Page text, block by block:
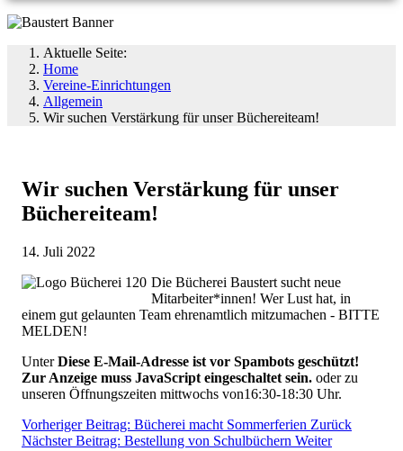
Aktuelle Seite:
Home
Vereine-Einrichtungen
Allgemein
Wir suchen Verstärkung für unser Büchereiteam!
Wir suchen Verstärkung für unser
Büchereiteam!
14. Juli 2022
Die Bücherei Baustert sucht neue
Mitarbeiter*innen! Wer Lust hat, in
einem gut gelaunten Team ehrenamtlich mitzumachen - BITTE
MELDEN!
UnterDiese E-Mail-Adresse ist vor Spambots geschützt!
Zur Anzeige muss JavaScript eingeschaltet sein. oder zu
unseren Öffnungszeiten mittwochs von16:30-18:30 Uhr.
Vorheriger Beitrag: Bücherei macht Sommerferien Zurück
Nächster Beitrag: Bestellung von Schulbüchern Weiter